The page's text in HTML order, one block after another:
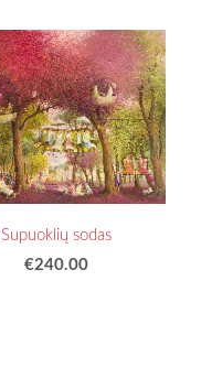
Supuoklių sodas
€240.00